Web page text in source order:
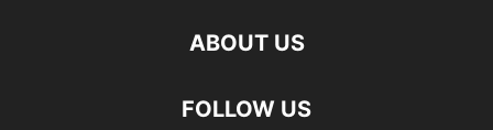
ABOUT US
FOLLOW US